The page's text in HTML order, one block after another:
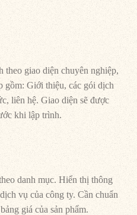
theo giao diện chuyên nghiệp,
gồm: Giới thiệu, các gói dịch
liên hệ. Giao diện sẽ được
khi lập trình.
danh mục. Hiển thị thông
vụ của công ty. Cần chuẩn
giá của sản phẩm.